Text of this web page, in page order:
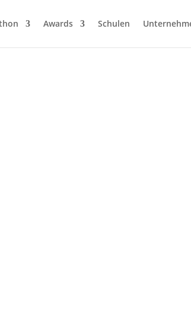
Awards Schulen